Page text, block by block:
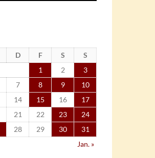
D F S
S
1
2
3
7 8 9
10
14 15 16
17
21 22 23
24
28 29 30
31
Jan. »